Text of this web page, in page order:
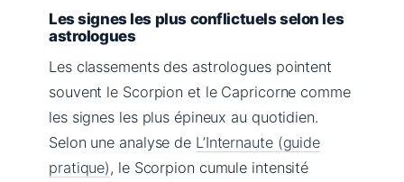
Les signes les plus conflictuels selon les
astrologues
Les classements des astrologues pointent
souvent le Scorpion et le Capricorne comme
les signes les plus épineux au quotidien.
Selon une analyse de L’Internaute (guide
pratique) , le Scorpion cumule intensité